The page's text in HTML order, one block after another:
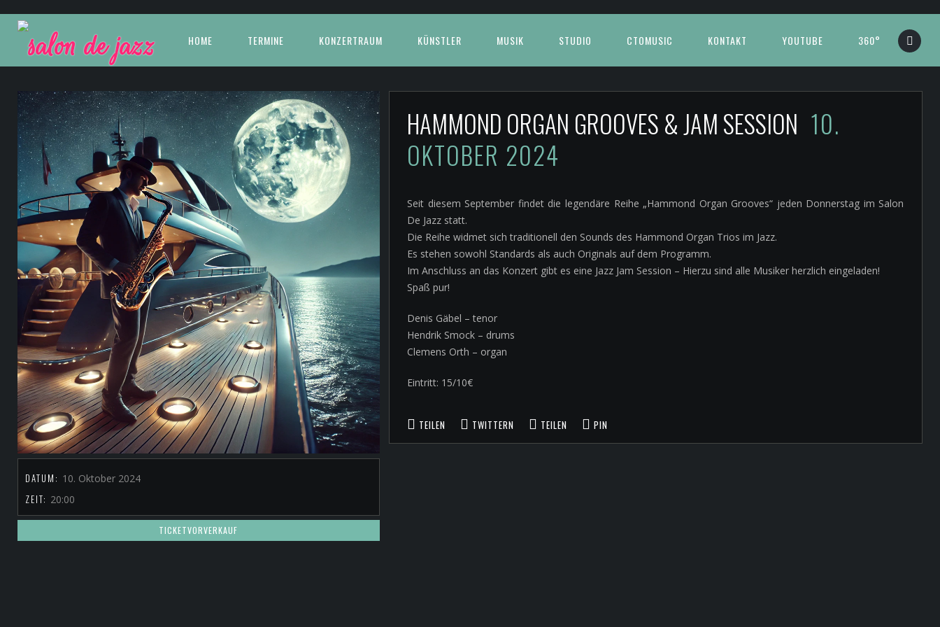
HOME TERMINE KONZERTRAUM KÜNSTLER MUSIK STUDIO CTOMUSIC KONTAKT YOUTUBE 360°
DATUM: 10. Oktober 2024
ZEIT: 20:00
TICKETVORVERKAUF
HAMMOND ORGAN GROOVES & JAM SESSION 10.
OKTOBER 2024
Seit diesem September findet die legendäre Reihe „Hammond Organ Grooves“ jeden Donnerstag im Salon
De Jazz statt.
Die Reihe widmet sich traditionell den Sounds des Hammond Organ Trios im Jazz.
Es stehen sowohl Standards als auch Originals auf dem Programm.
Im Anschluss an das Konzert gibt es eine Jazz Jam Session – Hierzu sind alle Musiker herzlich eingeladen!
Spaß pur!
Denis Gäbel – tenor
Hendrik Smock – drums
Clemens Orth – organ
Eintritt: 15/10€
TEILEN TWITTERN TEILEN PIN